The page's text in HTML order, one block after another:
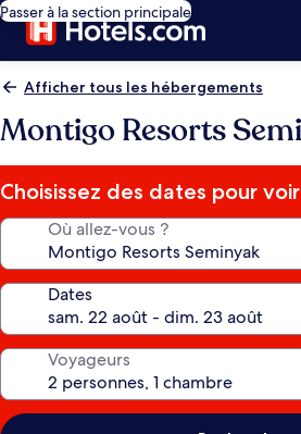
Passer à la section principale
Afficher tous les hébergements
Montigo Resorts
Choisissez des dates pour
Où allez-vous ?
Dates
Voyageurs